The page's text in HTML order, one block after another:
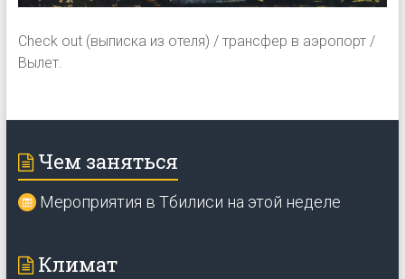
Check out (выписка из отеля) / трансфер в аэропорт /
Вылет.
Чем заняться
Мероприятия в Тбилиси на этой неделе
Климат